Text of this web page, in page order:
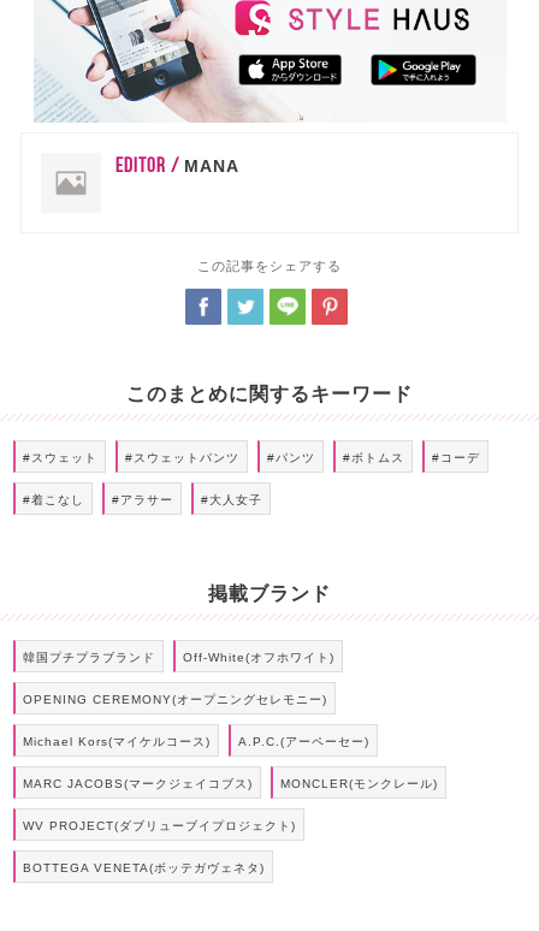
EDITOR / MANA
この記事をシェアする
このまとめに関するキーワード
#スウェット #スウェットパンツ #パンツ #ボトムス #コーデ
#着こなし #アラサー #大人女子
掲載ブランド
韓国プチプラブランド Off-White(オフホワイト)
OPENING CEREMONY(オープニングセレモニー)
Michael Kors(マイケルコース) A.P.C.(アーペーセー)
MARC JACOBS(マークジェイコブス) MONCLER(モンクレール)
WV PROJECT(ダブリューブイプロジェクト)
BOTTEGA VENETA(ボッテガヴェネタ)